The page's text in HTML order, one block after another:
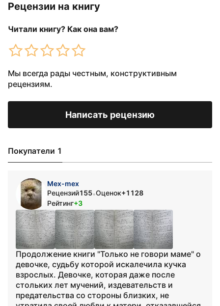
Рецензии на книгу
Читали книгу? Как она вам?
Мы всегда рады честным, конструктивным
рецензиям.
Написать рецензию
Покупатели 1
Mex-mex
Рецензий155•Оценок+1128
Рейтинг+3
Продолжение книги "Только не говори маме" о
девочке, судьбу которой искалечила кучка
взрослых. Девочке, которая даже после
стольких лет мучений, издевательств и
предательства со стороны близких, не